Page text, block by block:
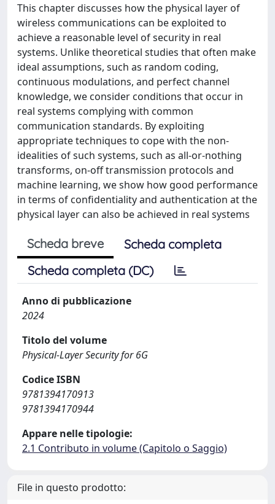
This chapter discusses how the physical layer of
wireless communications can be exploited to
achieve a reasonable level of security in real
systems. Unlike theoretical studies that often make
ideal assumptions, such as random coding,
continuous modulations, and perfect channel
knowledge, we consider conditions that occur in
real systems complying with common
communication standards. By exploiting
appropriate techniques to cope with the non-
idealities of such systems, such as all-or-nothing
transforms, on-off transmission protocols and
machine learning, we show how good performance
in terms of confidentiality and authentication at the
physical layer can also be achieved in real systems
Scheda breve
Scheda completa
Scheda completa (DC)
Anno di pubblicazione
2024
Titolo del volume
Physical‐Layer Security for 6G
Codice ISBN
9781394170913
9781394170944
Appare nelle tipologie:
2.1 Contributo in volume (Capitolo o Saggio)
File in questo prodotto: